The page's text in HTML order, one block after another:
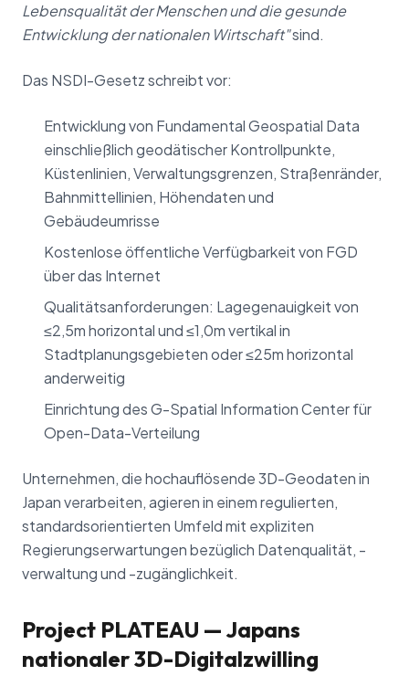
Lebensqualität der Menschen und die gesunde
Entwicklung der nationalen Wirtschaft"sind.
Das NSDI-Gesetz schreibt vor:
Entwicklung von Fundamental Geospatial Data
einschließlich geodätischer Kontrollpunkte,
Küstenlinien, Verwaltungsgrenzen, Straßenränder,
Bahnmittellinien, Höhendaten und
Gebäudeumrisse
Kostenlose öffentliche Verfügbarkeit von FGD
über das Internet
Qualitätsanforderungen: Lagegenauigkeit von
≤2,5m horizontal und ≤1,0m vertikal in
Stadtplanungsgebieten oder ≤25m horizontal
anderweitig
Einrichtung des G-Spatial Information Center für
Open-Data-Verteilung
Unternehmen, die hochauflösende 3D-Geodaten in
Japan verarbeiten, agieren in einem regulierten,
standardsorientierten Umfeld mit expliziten
Regierungserwartungen bezüglich Datenqualität, -
verwaltung und -zugänglichkeit.
Project PLATEAU — Japans
nationaler 3D-Digitalzwilling